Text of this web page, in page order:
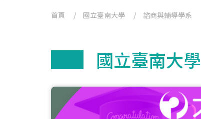
首頁 / 國立臺南大學 / 諮商與輔導學系
國立臺南大學